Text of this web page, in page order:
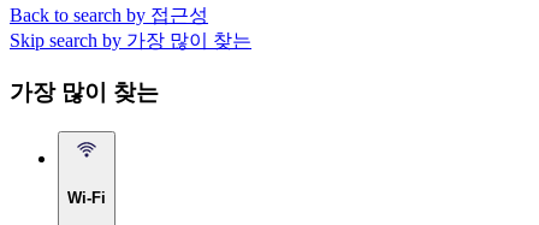
Back to search by 접근성
Skip search by 가장 많이 찾는
가장 많이 찾는
Wi-Fi